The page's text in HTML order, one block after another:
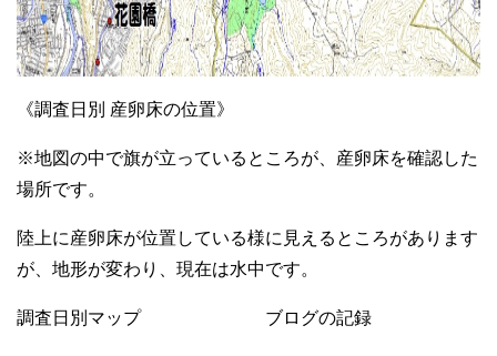
《調査日別 産卵床の位置》
※地図の中で旗が立っているところが、産卵床を確認した
場所です。
陸上に産卵床が位置している様に見えるところがあります
が、地形が変わり、現在は水中です。
調査日別マップ ブログの記録